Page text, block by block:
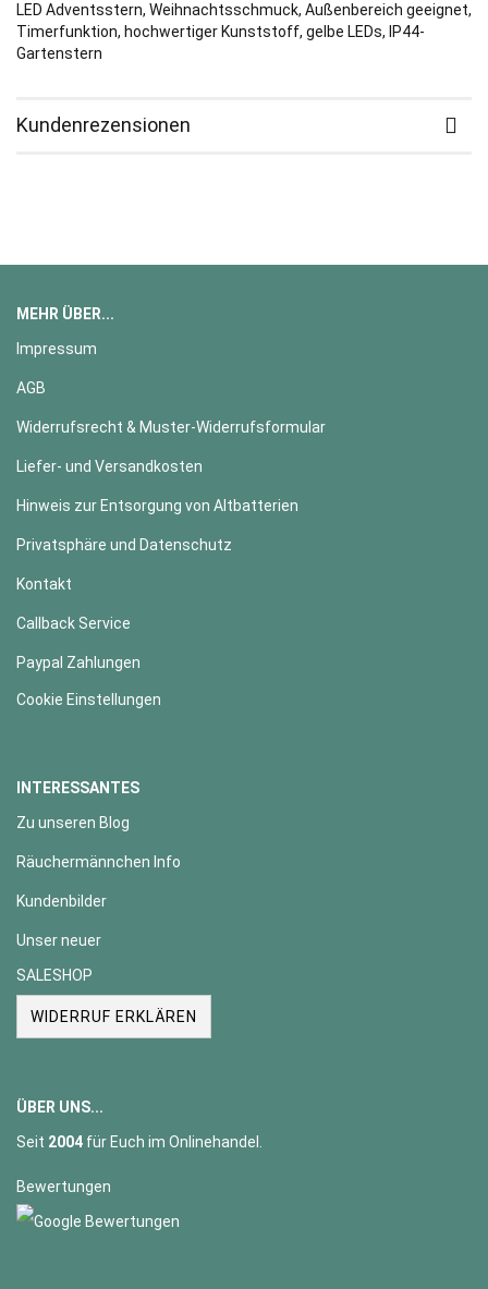
LED Adventsstern, Weihnachtsschmuck, Außenbereich geeignet,
Timerfunktion, hochwertiger Kunststoff, gelbe LEDs, IP44-
Gartenstern
Kundenrezensionen
MEHR ÜBER...
Impressum
AGB
Widerrufsrecht & Muster-Widerrufsformular
Liefer- und Versandkosten
Hinweis zur Entsorgung von Altbatterien
Privatsphäre und Datenschutz
Kontakt
Callback Service
Paypal Zahlungen
Cookie Einstellungen
INTERESSANTES
Zu unseren Blog
Räuchermännchen Info
Kundenbilder
Unser neuer
SALESHOP
WIDERRUF ERKLÄREN
ÜBER UNS...
Seit 2004 für Euch im Onlinehandel.
Bewertungen